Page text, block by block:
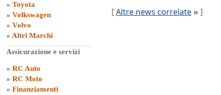
» Toyota
» Volkswagen
» Volvo
» Altri Marchi
Assicurazione e servizi
» RC Auto
» RC Moto
» Finanziamenti
[Altre news correlate » ]